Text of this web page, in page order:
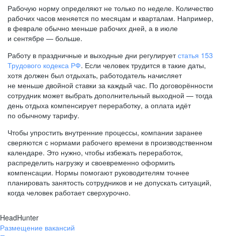
Рабочую норму определяют не только по неделе. Количество
рабочих часов меняется по месяцам и кварталам. Например,
в феврале обычно меньше рабочих дней, а в июле
и сентябре — больше.
Работу в праздничные и выходные дни регулируетстатья 153
Трудового кодекса РФ. Если человек трудится в такие даты,
хотя должен был отдыхать, работодатель начисляет
не меньше двойной ставки за каждый час. По договорённости
сотрудник может выбрать дополнительный выходной — тогда
день отдыха компенсирует переработку, а оплата идёт
по обычному тарифу.
Чтобы упростить внутренние процессы, компании заранее
сверяются с нормами рабочего времени в производственном
календаре. Это нужно, чтобы избежать переработок,
распределить нагрузку и своевременно оформить
компенсации. Нормы помогают руководителям точнее
планировать занятость сотрудников и не допускать ситуаций,
когда человек работает сверхурочно.
HeadHunter
Размещение вакансий